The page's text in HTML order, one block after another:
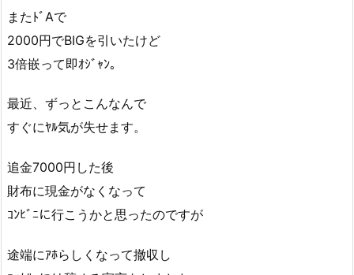
またﾄﾞAで
2000円でBIGを引いたけど
3倍嵌って即ｵｼﾞｬﾝ。
最近、ずっとこんなんで
すぐにﾔﾙ気が失せます。
追金7000円した後
財布に現金がなくなって
ｺﾝﾋﾞﾆに行こうかと思ったのですが
途端にｱﾎらしくなって撤収し